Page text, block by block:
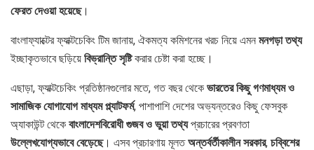
ফেরত দেওয়া হয়েছে।
বাংলাফ্যাক্টের ফ্যাক্টচেকিং টিম জানায়, ঐকমত্য কমিশনের খরচ নিয়ে এমন মনগড়া তথ্য
ইচ্ছাকৃতভাবে ছড়িয়ে বিভ্রান্তি সৃষ্টিকরার চেষ্টা করা হচ্ছে।
এছাড়া, ফ্যাক্টচেকিং প্রতিষ্ঠানগুলোর মতে, গত বছর থেকে ভারতের কিছু গণমাধ্যম ও
সামাজিক যোগাযোগ মাধ্যম প্ল্যাটফর্ম, পাশাপাশি দেশের অভ্যন্তরেও কিছু ফেসবুক
অ্যাকাউন্ট থেকে বাংলাদেশবিরোধী গুজব ও ভুয়া তথ্যপ্রচারের প্রবণতা
উল্লেখযোগ্যভাবে বেড়েছে। এসব প্রচারণায় মূলতঅন্তর্বর্তীকালীন সরকার, চব্বিশের